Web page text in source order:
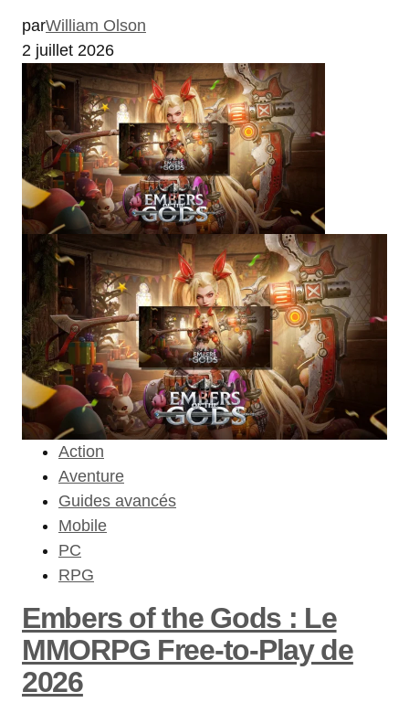
parWilliam Olson
2 juillet 2026
Action
Aventure
Guides avancés
Mobile
PC
RPG
Embers of the Gods : Le
MMORPG Free-to-Play de
2026